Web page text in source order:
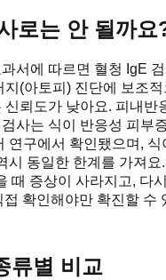
로는 안 될까요
서에 따르면 혈청 IgE
(아토피) 진단에 보조적
신뢰도가 낮아요. 피내반
사는 식이 반응성 피부
연구에서 확인됐으며, 식
시 동일한 한계를 가져요
때 증상이 사라지고, 다
확인해야만 확진할 수
류별 비교